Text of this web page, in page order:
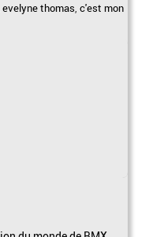
evelyne thomas,c'est mon